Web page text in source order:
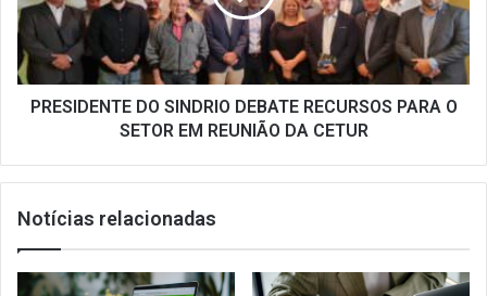
PARA
O
SETOR
EM
REUNIÃO
PRESIDENTE DO SINDRIO DEBATE RECURSOS PARA O
SETOR EM REUNIÃO DA CETUR
Notícias relacionadas